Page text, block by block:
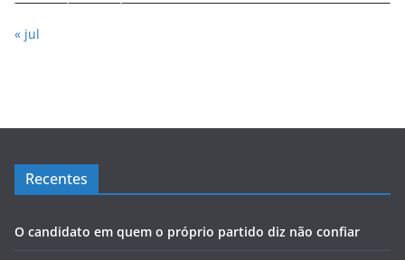
« jul
Recentes
O candidato em quem o próprio partido diz não confiar